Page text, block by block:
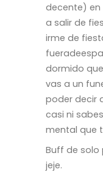
decente)
a salir de
irme de
dormido
vas a un
poder decir
casi ni
mental que
Buff de solo
jeje.